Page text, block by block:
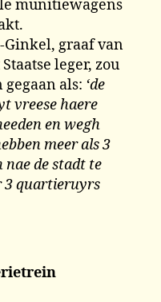
munitiewagens
Ginkel, graaf van
leger, zou
als: ‘de
vreese haere
en wegh
meer als 3
de stadt te
3 quartieruyrs